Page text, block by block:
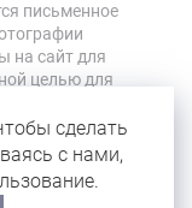
письменное
на сайт для
целью для
сделать
с нами,